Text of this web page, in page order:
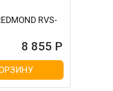
RVS-
8 855 Р